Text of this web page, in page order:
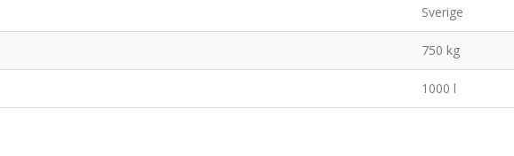
Sverige
750 kg
1000 l